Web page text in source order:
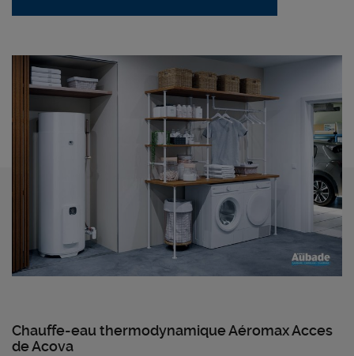
Chauffe-eau thermodynamique Aéromax Acces
de Acova